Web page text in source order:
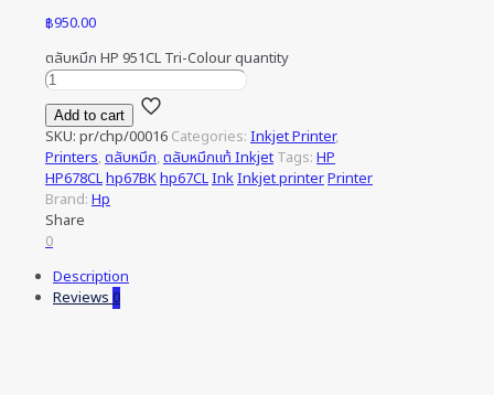
฿950.00
ตลับหมึก HP 951CL Tri-Colour quantity
Add to cart
SKU: pr/chp/00016 Categories: Inkjet Printer,
Printers,ตลับหมึก,ตลับหมึกแท้ Inkjet Tags: HP
HP678CLhp67BKhp67CLInkInkjet printerPrinter
Brand: Hp
Share
0
Description
Reviews 0